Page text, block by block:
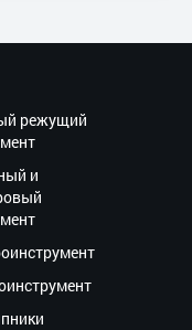
режущий
и